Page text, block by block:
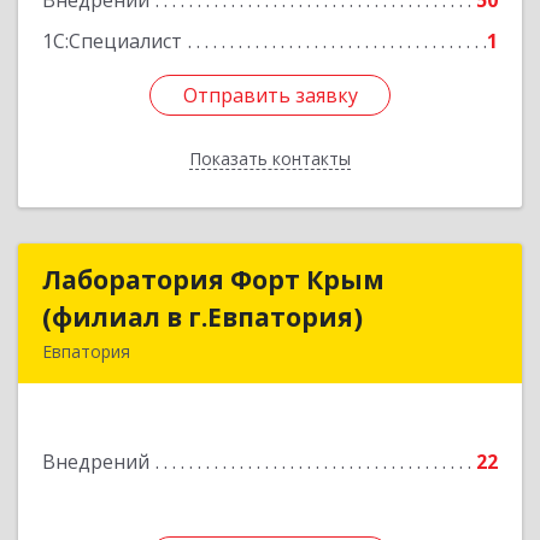
1С:Специалист
1
Отправить заявку
Показать контакты
Отправить заявку
Назад
Лаборатория Форт Крым
(филиал в г.Евпатория)
Евпатория
Внедрений 22
Лаборатория Форт Крым
(филиал в г.Евпатория)
Подробнее